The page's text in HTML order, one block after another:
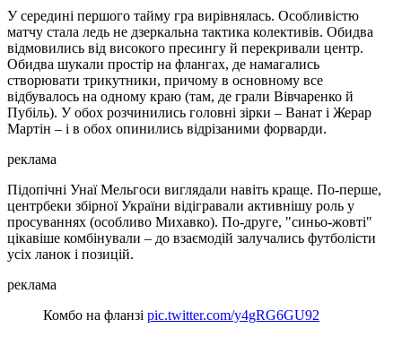
У середині першого тайму гра вирівнялась. Особливістю
матчу стала ледь не дзеркальна тактика колективів. Обидва
відмовились від високого пресингу й перекривали центр.
Обидва шукали простір на флангах, де намагались
створювати трикутники, причому в основному все
відбувалось на одному краю (там, де грали Вівчаренко й
Пубіль). У обох розчинились головні зірки – Ванат і Жерар
Мартін – і в обох опинились відрізаними форварди.
реклама
Підопічні Унаї Мельгоси виглядали навіть краще. По-перше,
центрбеки збірної України відігравали активнішу роль у
просуваннях (особливо Михавко). По-друге, "синьо-жовті"
цікавіше комбінували – до взаємодій залучались футболісти
усіх ланок і позицій.
реклама
Комбо на фланзі pic.twitter.com/y4gRG6GU92